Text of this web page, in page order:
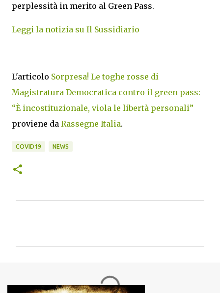
perplessità in merito al Green Pass.
Leggi la notizia su Il Sussidiario
L'articolo Sorpresa! Le toghe rosse di
Magistratura Democratica contro il green pass:
“È incostituzionale, viola le libertà personali”
proviene da Rassegne Italia.
COVID19 NEWS
n